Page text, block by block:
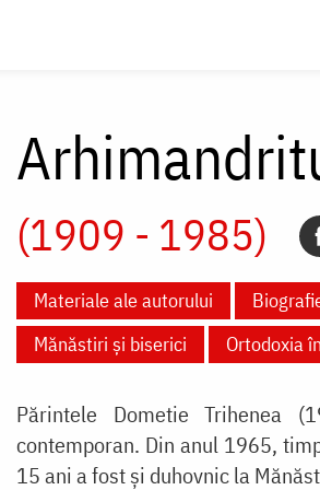
(1909 - 1985)
Materiale ale autorului
Mănăstiri și biserici
Ortodoxia
Părintele Dometie Trihenea
contemporan. Din anul 1965,
15 ani a fost şi duhovnic la